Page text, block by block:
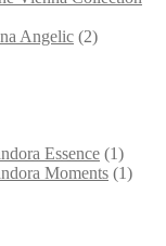
Angelic (2)
Essence (1)
Moments (1)